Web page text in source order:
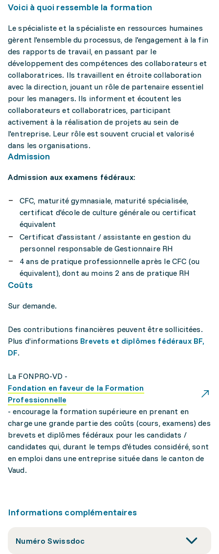
Voici à quoi ressemble la formation
Le spécialiste et la spécialiste en ressources humaines
gèrent l'ensemble du processus, de l'engagement à la fin
des rapports de travail, en passant par le
développement des compétences des collaborateurs et
collaboratrices. Ils travaillent en étroite collaboration
avec la direction, jouant un rôle de partenaire essentiel
pour les managers. Ils informent et écoutent les
collaborateurs et collaboratrices, participant
activement à la réalisation de projets au sein de
l'entreprise. Leur rôle est souvent crucial et valorisé
dans les organisations.
Admission
Admission aux examens fédéraux:
CFC, maturité gymnasiale, maturité spécialisée,
certificat d'école de culture générale ou certificat
équivalent
Certificat d'assistant / assistante en gestion du
personnel responsable de Gestionnaire RH
4 ans de pratique professionnelle après le CFC (ou
équivalent), dont au moins 2 ans de pratique RH
Coûts
Sur demande.
Des contributions financières peuvent être sollicitées.
Plus d’informations Brevets et diplômes fédéraux BF,
DF.
La FONPRO-VD -
Fondation en faveur de la Formation
Professionnelle
- encourage la formation supérieure en prenant en
charge une grande partie des coûts (cours, examens) des
brevets et diplômes fédéraux pour les candidats /
candidates qui, durant le temps d'études considéré, sont
en emploi dans une entreprise située dans le canton de
Vaud.
Informations complémentaires
Numéro Swissdoc